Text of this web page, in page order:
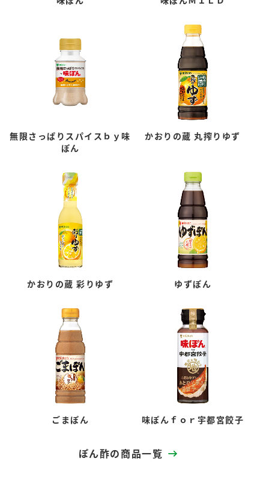
無限さっぱりスパイスｂｙ味
ぽん
かおりの蔵 丸搾りゆず
かおりの蔵 彩りゆず ゆずぽん
ごまぽん 味ぽんｆｏｒ宇都宮餃子
ぽん酢の商品一覧